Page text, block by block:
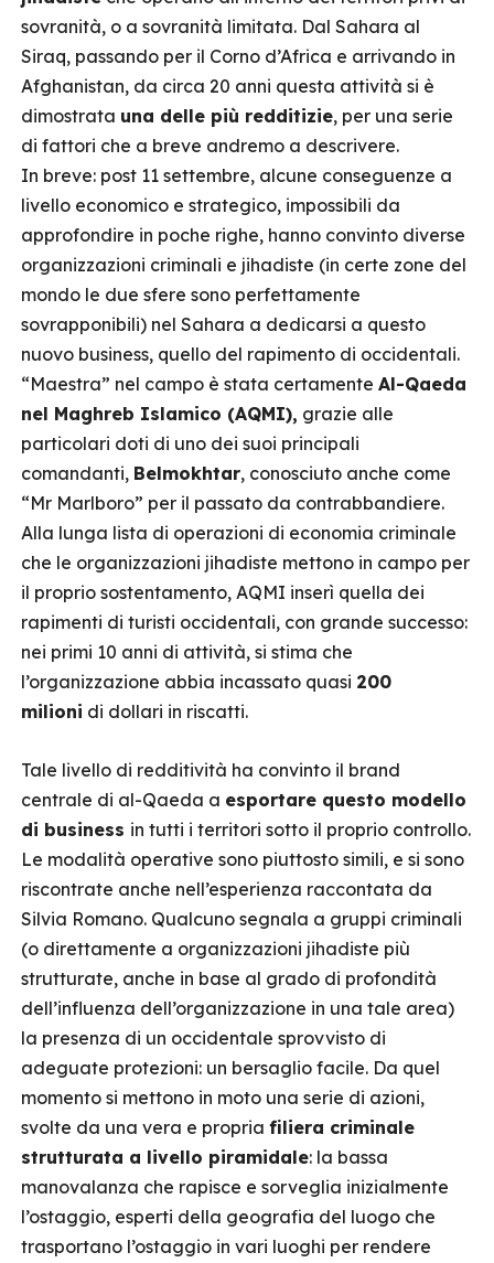
sovranità, o a sovranità limitata. Dal Sahara al
Siraq, passando per il Corno d’Africa e arrivando in
Afghanistan, da circa 20 anni questa attività si è
dimostrata una delle più redditizie, per una serie
di fattori che a breve andremo a descrivere.
In breve: post 11 settembre, alcune conseguenze a
livello economico e strategico, impossibili da
approfondire in poche righe, hanno convinto diverse
organizzazioni criminali e jihadiste (in certe zone del
mondo le due sfere sono perfettamente
sovrapponibili) nel Sahara a dedicarsi a questo
nuovo business, quello del rapimento di occidentali.
“Maestra” nel campo è stata certamente Al-Qaeda
nel Maghreb Islamico (AQMI), grazie alle
particolari doti di uno dei suoi principali
comandanti, Belmokhtar, conosciuto anche come
“Mr Marlboro” per il passato da contrabbandiere.
Alla lunga lista di operazioni di economia criminale
che le organizzazioni jihadiste mettono in campo per
il proprio sostentamento, AQMI inserì quella dei
rapimenti di turisti occidentali, con grande successo:
nei primi 10 anni di attività, si stima che
l’organizzazione abbia incassato quasi 200
milioni di dollari in riscatti.
Tale livello di redditività ha convinto il brand
centrale di al-Qaeda a esportare questo modello
di business in tutti i territori sotto il proprio controllo.
Le modalità operative sono piuttosto simili, e si sono
riscontrate anche nell’esperienza raccontata da
Silvia Romano. Qualcuno segnala a gruppi criminali
(o direttamente a organizzazioni jihadiste più
strutturate, anche in base al grado di profondità
dell’influenza dell’organizzazione in una tale area)
la presenza di un occidentale sprovvisto di
adeguate protezioni: un bersaglio facile. Da quel
momento si mettono in moto una serie di azioni,
svolte da una vera e propria filiera criminale
strutturata a livello piramidale: la bassa
manovalanza che rapisce e sorveglia inizialmente
l’ostaggio, esperti della geografia del luogo che
trasportano l’ostaggio in vari luoghi per rendere